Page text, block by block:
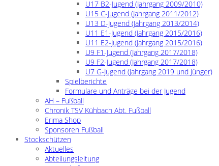
U17 B2-Jugend (Jahrgang 2009/2010)
U15 C-Jugend (Jahrgang 2011/2012)
U13 D-Jugend (Jahrgang 2013/2014)
U11 E1-Jugend (Jahrgang 2015/2016)
U11 E2-Jugend (Jahrgang 2015/2016)
U9 F1-Jugend (Jahrgang 2017/2018)
U9 F2-Jugend (Jahrgang 2017/2018)
U7 G-Jugend (Jahrgang 2019 und jünger)
Spielberichte
Formulare und Anträge bei der Jugend
AH – Fußball
Chronik TSV Kühbach Abt. Fußball
Erima Shop
Sponsoren Fußball
Stockschützen
Aktuelles
Abteilungsleitung